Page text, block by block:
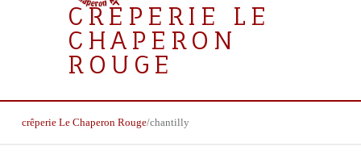
CRÊPERIE LE
CHAPERON
ROUGE
crêperie Le Chaperon Rouge/chantilly